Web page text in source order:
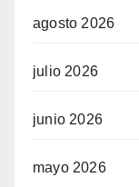
agosto 2026
julio 2026
junio 2026
mayo 2026